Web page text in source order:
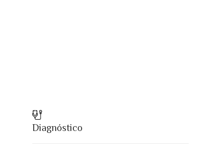
Diagnóstico